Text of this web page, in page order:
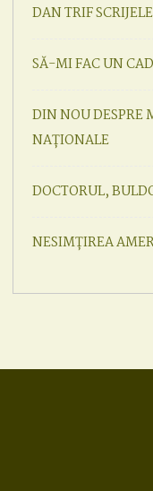
DAN TRIF
SĂ-MI FAC UN
DIN NOU DESPRE
NAȚIONALE
DOCTORUL,
NESIMȚIREA